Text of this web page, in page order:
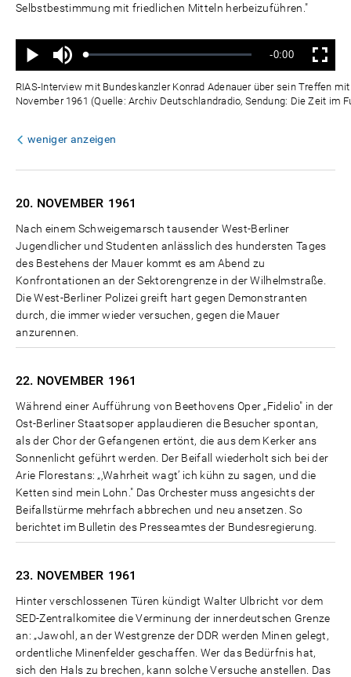
Selbstbestimmung mit friedlichen Mitteln herbeizuführen."
Wiedergabe
Ton
aus
Geladen:
Status:
Verbleibende
Zeit
-0:00 Vollbild
RIAS-Interview mit Bundeskanzler Konrad Adenauer über sein Treffen
November 1961 (Quelle: Archiv Deutschlandradio, Sendung: Die Zeit im
weniger anzeigen
20. NOVEMBER 1961
Nach einem Schweigemarsch tausender West-Berliner
Jugendlicher und Studenten anlässlich des hundersten Tages
des Bestehens der Mauer kommt es am Abend zu
Konfrontationen an der Sektorengrenze in der Wilhelmstraße.
Die West-Berliner Polizei greift hart gegen Demonstranten
durch, die immer wieder versuchen, gegen die Mauer
anzurennen.
22. NOVEMBER 1961
Während einer Aufführung von Beethovens Oper „Fidelio" in der
Ost-Berliner Staatsoper applaudieren die Besucher spontan,
als der Chor der Gefangenen ertönt, die aus dem Kerker ans
Sonnenlicht geführt werden. Der Beifall wiederholt sich bei der
Arie Florestans: „‚Wahrheit wagt’ ich kühn zu sagen, und die
Ketten sind mein Lohn." Das Orchester muss angesichts der
Beifallstürme mehrfach abbrechen und neu ansetzen. So
berichtet im Bulletin des Presseamtes der Bundesregierung.
23. NOVEMBER 1961
Hinter verschlossenen Türen kündigt Walter Ulbricht vor dem
SED-Zentralkomitee die Verminung der innerdeutschen Grenze
an: „Jawohl, an der Westgrenze der DDR werden Minen gelegt,
ordentliche Minenfelder geschaffen. Wer das Bedürfnis hat,
sich den Hals zu brechen, kann solche Versuche anstellen. Das